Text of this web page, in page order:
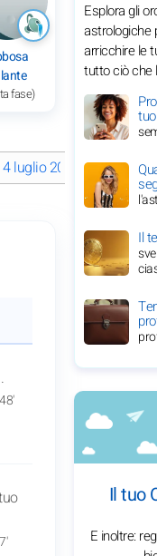
fase)
luglio 2026 Il tuo
Esplora gli
astrologiche
arricchire le
tutto ciò che
Il
Il tuo
E inoltre: